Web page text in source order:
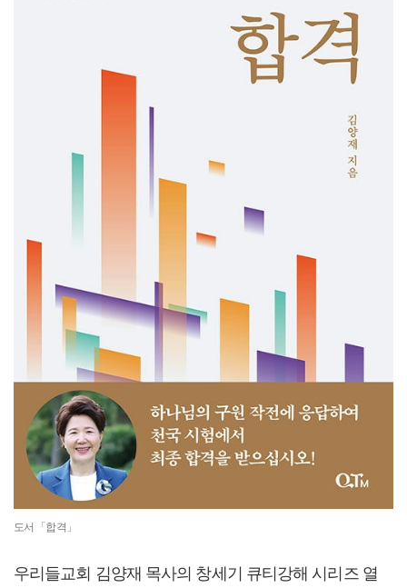
도서 「합격」
우리들교회 김양재 목사의 창세기 큐티강해 시리즈 열